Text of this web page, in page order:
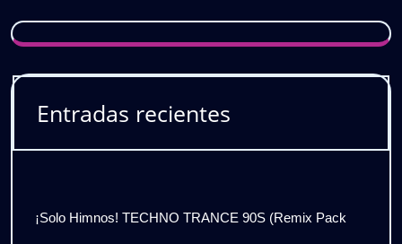
Entradas recientes
¡Solo Himnos! TECHNO TRANCE 90S (Remix Pack